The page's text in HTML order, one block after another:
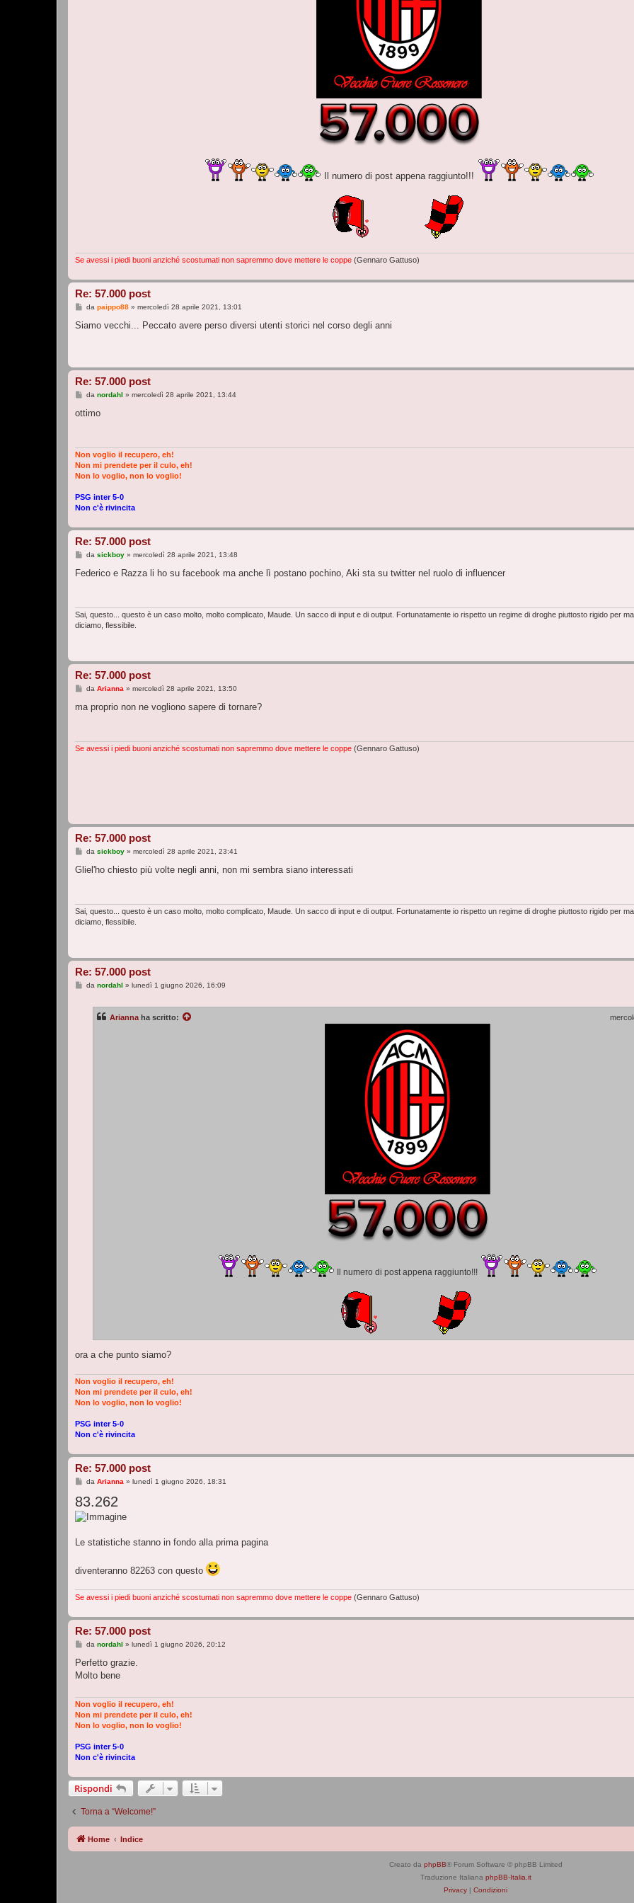
Il numero di post appena raggiunto!!!
Se avessi i piedi buoni anziché scostumati non sapremmo dove mettere le coppe (Gennaro Gattuso)
Re: 57.000 post
M
s
i
da paippo88» mercoledì 28 aprile 2021, 13:01
Siamo vecchi... Peccato avere perso diversi utenti storici nel corso degli anni
Re: 57.000 post
M
s
i
o
da nordahl » mercoledì 28 aprile 2021, 13:44
ottimo
Non voglio il recupero, eh!
Non mi prendete per il culo, eh!
Non lo voglio, non lo voglio!
PSG inter 5-0
Non c'è rivincita
Re: 57.000 post
M
s
i
o
da sickboy» mercoledì 28 aprile 2021, 13:48
Federico e Razza li ho su facebook ma anche lì postano pochino, Aki sta su twitter nel ruolo di influencer
Sai, questo... questo è un caso molto, molto complicato, Maude. Un sacco di input e di output. Fortunatamente io rispetto un regime di droghe piuttosto rigido per
diciamo, flessibile.
Re: 57.000 post
M
s
i
da Arianna» mercoledì 28 aprile 2021, 13:50
ma proprio non ne vogliono sapere di tornare?
Se avessi i piedi buoni anziché scostumati non sapremmo dove mettere le coppe (Gennaro Gattuso)
Re: 57.000 post
M
s
i
o
da sickboy» mercoledì 28 aprile 2021, 23:41
Gliel'ho chiesto più volte negli anni, non mi sembra siano interessati
Sai, questo... questo è un caso molto, molto complicato, Maude. Un sacco di input e di output. Fortunatamente io rispetto un regime di droghe piuttosto rigido per
diciamo, flessibile.
Re: 57.000 post
Mda nordahl » lunedì 1 giugno 2026, 16:09
Arianna ha scritto:
Il numero di post appena raggiunto!!!
ora a che punto siamo?
Non voglio il recupero, eh!
Non mi prendete per il culo, eh!
Non lo voglio, non lo voglio!
PSG inter 5-0
Non c'è rivincita
Re: 57.000 post
M
s
s
a
g
i
da Arianna» lunedì 1 giugno 2026, 18:31
83.262
Le statistiche stanno in fondo alla prima pagina
diventeranno 82263 con questo
Se avessi i piedi buoni anziché scostumati non sapremmo dove mettere le coppe (Gennaro Gattuso)
Re: 57.000 post
M
s
a
i
o
da nordahl » lunedì 1 giugno 2026, 20:12
Perfetto grazie.
Molto bene
Non voglio il recupero, eh!
Non mi prendete per il culo, eh!
Non lo voglio, non lo voglio!
PSG inter 5-0
Non c'è rivincita
Rispondi
Torna a “Welcome!”
Home Indice
Creato da phpBB® Forum Software © phpBB Limited
Traduzione Italiana phpBB-Italia.it
Privacy | Condizioni